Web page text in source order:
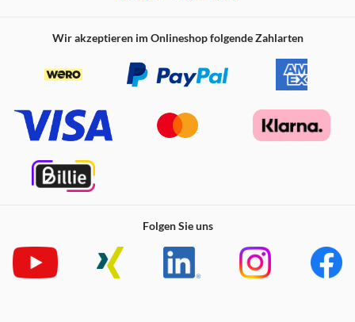
Wir akzeptieren im Onlineshop folgende Zahlarten
Folgen Sie uns